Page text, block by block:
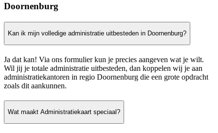
Doornenburg
Kan ik mijn volledige administratie uitbesteden in Doornenburg?
Ja dat kan! Via ons formulier kun je precies aangeven wat je wilt.
Wil jij je totale administratie uitbesteden, dan koppelen wij je aan
administratiekantoren in regio Doornenburg die een grote opdracht
zoals dit aankunnen.
Wat maakt Administratiekaart speciaal?